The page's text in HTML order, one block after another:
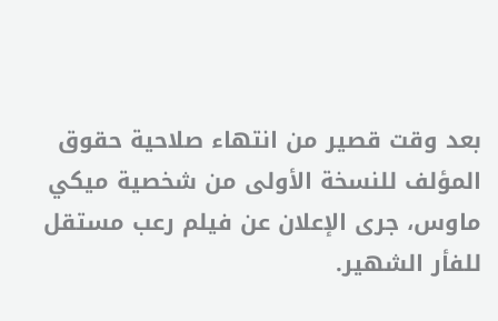
بعد وقت قصير من انتهاء صلاحية حقوق
المؤلف للنسخة الأولى من شخصية ميكي
ماوس، جرى الإعلان عن فيلم رعب مستقل
للفأر الشهير.